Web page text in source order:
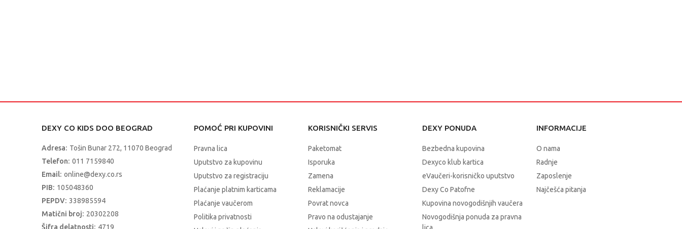
DEXY CO KIDS DOO BEOGRAD
Adresa: Tošin Bunar 272, 11070 Beograd
Telefon: 011 7159840
Email: online@dexy.co.rs
PIB: 105048360
PEPDV: 338985594
Matični broj: 20302208
Šifra delatnosti: 4719
POMOĆ PRI KUPOVINI
Pravna lica
Uputstvo za kupovinu
Uputstvo za registraciju
Plaćanje platnim karticama
Plaćanje vaučerom
Politika privatnosti
KORISNIČKI SERVIS
Paketomat
Isporuka
Zamena
Reklamacije
Povrat novca
Pravo na odustajanje
DEXY PONUDA
Bezbedna kupovina
Dexyco klub kartica
eVaučeri-korisničko uputstvo
Dexy Co Patofne
Kupovina novogodišnjih vaučera
Novogodišnja ponuda za pravna
INFORMACIJE
O nama
Radnje
Zaposlenje
Najčešća pitanja